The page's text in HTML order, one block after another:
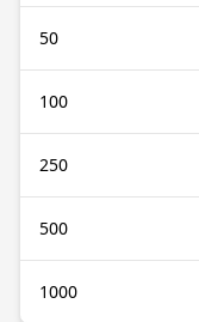
50
100
250
500
1000